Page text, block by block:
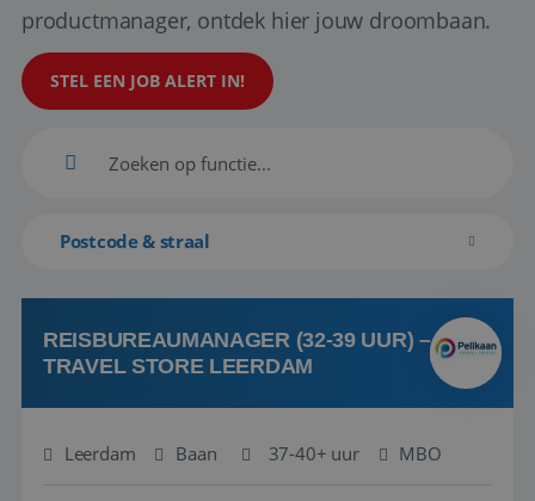
productmanager, ontdek hier jouw droombaan.
STEL EEN JOB ALERT IN!
Postcode & straal
REISBUREAUMANAGER (32-39 UUR) –
TRAVEL STORE LEERDAM
Leerdam Baan 37-40+ uur MBO